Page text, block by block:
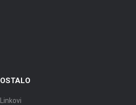
OSTALO
Linkovi